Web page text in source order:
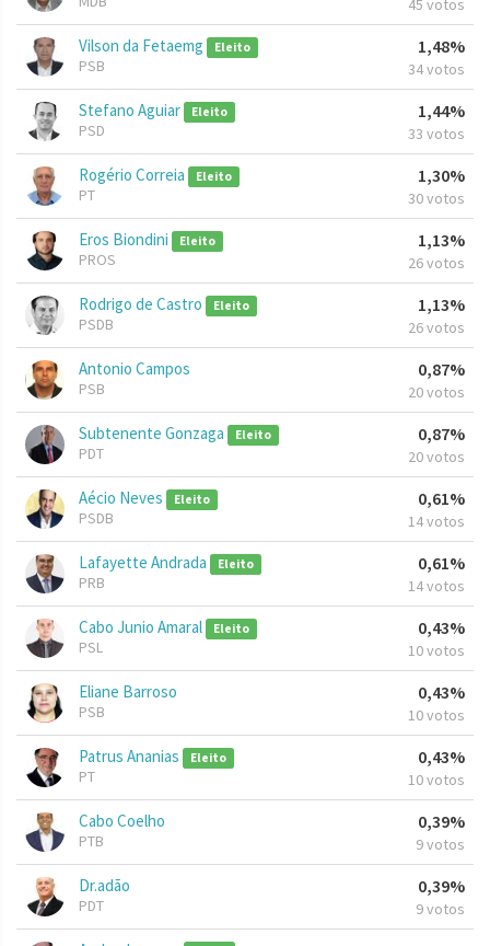
45 votos
Vilson da Fetaemg Eleito
PSB
1,48%
34 votos
Stefano Aguiar Eleito
PSD
1,44%
33 votos
Rogério Correia Eleito
PT
1,30%
30 votos
Eros Biondini Eleito
PROS
1,13%
26 votos
Rodrigo de Castro Eleito
PSDB
1,13%
26 votos
Antonio Campos
PSB
0,87%
20 votos
Subtenente Gonzaga Eleito
PDT
0,87%
20 votos
Aécio Neves Eleito
PSDB
0,61%
14 votos
Lafayette Andrada Eleito
PRB
0,61%
14 votos
Cabo Junio Amaral Eleito
PSL
0,43%
10 votos
Eliane Barroso
PSB
0,43%
10 votos
Patrus Ananias Eleito
PT
0,43%
10 votos
Cabo Coelho
PTB
0,39%
9 votos
Dr.adão
PDT
0,39%
9 votos